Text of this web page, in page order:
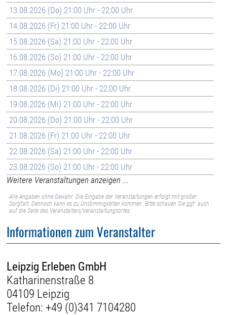
13.08.2026 (Do) 21:00 Uhr - 22:00 Uhr
14.08.2026 (Fr) 21:00 Uhr - 22:00 Uhr
15.08.2026 (Sa) 21:00 Uhr - 22:00 Uhr
16.08.2026 (So) 21:00 Uhr - 22:00 Uhr
17.08.2026 (Mo) 21:00 Uhr - 22:00 Uhr
18.08.2026 (Di) 21:00 Uhr - 22:00 Uhr
19.08.2026 (Mi) 21:00 Uhr - 22:00 Uhr
20.08.2026 (Do) 21:00 Uhr - 22:00 Uhr
21.08.2026 (Fr) 21:00 Uhr - 22:00 Uhr
22.08.2026 (Sa) 21:00 Uhr - 22:00 Uhr
23.08.2026 (So) 21:00 Uhr - 22:00 Uhr
Weitere Veranstaltungen anzeigen ...
Alle Angaben ohne Gewähr. Die Eingabe der Veranstaltungen erfolgt mit großer
Sorgfalt. Dennoch kann es zu Unstimmigkeiten kommen. Bitte schauen Sie ggf. auch
auf die Seite des Veranstalters/Veranstaltungsortes.
Informationen zum Veranstalter
Leipzig Erleben GmbH
Katharinenstraße 8
04109 Leipzig
Telefon: +49 (0)341 7104280